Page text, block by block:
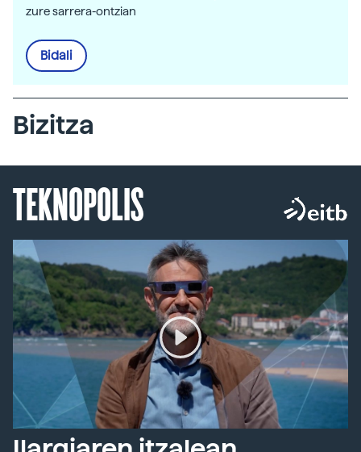
zure sarrera-ontzian
Bidali
Bizitza
TEKNOPOLIS